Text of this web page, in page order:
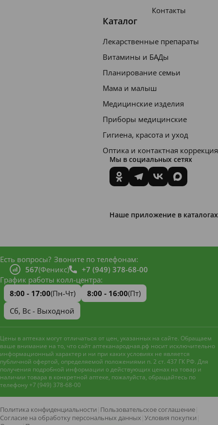
Контакты
Каталог
Лекарственные препараты
Витамины и БАДы
Планирование семьи
Мама и малыш
Медицинские изделия
Приборы медицинские
Гигиена, красота и уход
Оптика и контактная коррекция
Мы в социальных сетях
Наше приложение в каталогах
Есть вопросы? Звоните по телефонам:
567(Феникс)
+7 (949) 378-68-00
График работы колл-центра:
8:00 - 17:00(Пн-Чт) 8:00 - 16:00(Пт)
Сб, Вс - Выходной
Цены в аптеках могут отличаться от цен, указанных на сайте. Обращаем
ваше внимание на то, что сайт аптеканародная.рф носит исключительно
информационный характер и ни при каких условиях не является
публичной офертой, определяемой положениями п. 2 ст. 437 ГК РФ. Для
получения подробной информации о действующих ценах на товар и
наличии товара в конкретной аптеке, пожалуйста, обращайтесь по
телефону +7 (949) 378-68-00
Политика конфиденциальности Пользовательское соглашение
Согласие на обработку персональных данных Условия покупки
Наш сайт использует файлы
улучшения работы и анализа
посещаемости. Оставаясь на